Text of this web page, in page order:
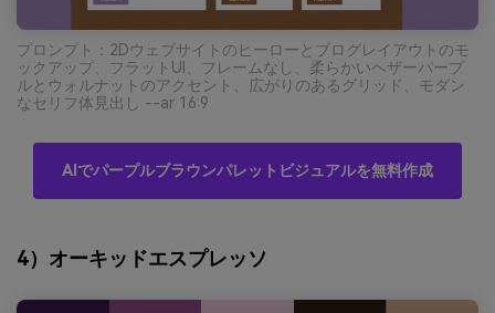
プロンプト：2Dウェブサイトのヒーローとブログレイアウトのモ
ックアップ、フラットUI、フレームなし、柔らかいヘザーパープ
ルとウォルナットのアクセント、広がりのあるグリッド、モダン
なセリフ体見出し --ar 16:9
AIでパープルブラウンパレットビジュアルを無料作成
4）オーキッドエスプレッソ